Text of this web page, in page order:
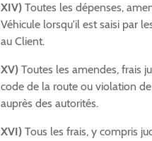
XIV) Toutes les dépenses,
Véhicule lorsqu'il est saisi par
au Client.
XV) Toutes les amendes, frais
code de la route ou violation
auprès des autorités.
XVI) Tous les frais, y compris